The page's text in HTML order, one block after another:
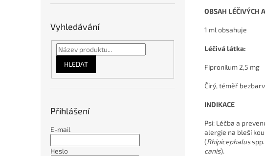
Vyhledávání
HLEDAT
Přihlášení
E-mail
Heslo
OBSAH LÉČIVÝCH
1 ml obsahuje
Léčivá látka:
Fipronilum 2,5 mg
Čirý, téměř
INDIKACE
Psi: Léčba a
alergie na bleší
(Rhipicephalusspp.,
canis).